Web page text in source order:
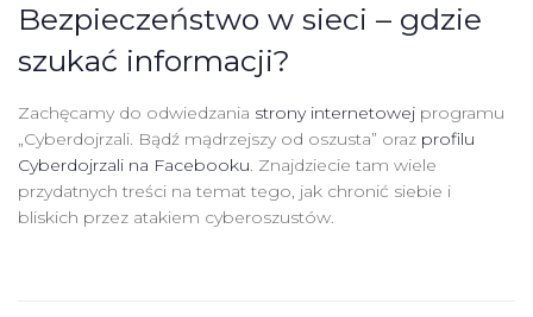
Bezpieczeństwo w sieci – gdzie
szukać informacji?
Zachęcamy do odwiedzania strony internetowej programu
„Cyberdojrzali. Bądź mądrzejszy od oszusta” oraz profilu
Cyberdojrzali na Facebooku. Znajdziecie tam wiele
przydatnych treści na temat tego, jak chronić siebie i
bliskich przez atakiem cyberoszustów.